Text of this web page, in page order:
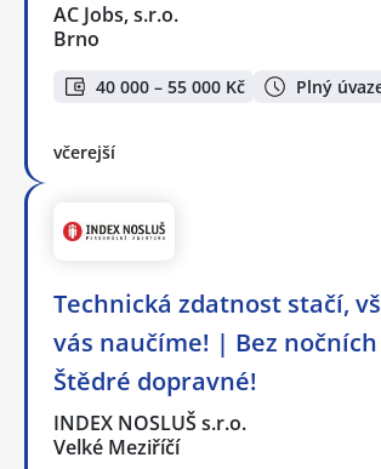
AC Jobs, s.r.o.
Brno
40 000 – 55 000 Kč Plný
včerejší
Technická zdatnost stačí,
vás naučíme! | Bez
Štědré dopravné!
INDEX NOSLUŠ s.r.o.
Velké Meziříčí